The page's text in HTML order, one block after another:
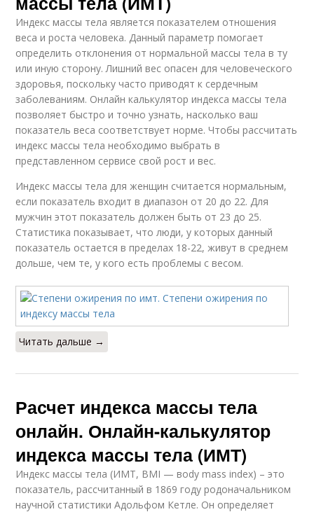
Индекс массы тела является показателем отношения
веса и роста человека. Данный параметр помогает
определить отклонения от нормальной массы тела в ту
или иную сторону. Лишний вес опасен для человеческого
здоровья, поскольку часто приводят к сердечным
заболеваниям. Онлайн калькулятор индекса массы тела
позволяет быстро и точно узнать, насколько ваш
показатель веса соответствует норме. Чтобы рассчитать
индекс массы тела необходимо выбрать в
представленном сервисе свой рост и вес.
Индекс массы тела для женщин считается нормальным,
если показатель входит в диапазон от 20 до 22. Для
мужчин этот показатель должен быть от 23 до 25.
Статистика показывает, что люди, у которых данный
показатель остается в пределах 18-22, живут в среднем
дольше, чем те, у кого есть проблемы с весом.
Читать дальше →
Расчет индекса массы тела
онлайн. Онлайн-калькулятор
индекса массы тела (ИМТ)
Индекс массы тела (ИМТ, BMI — вody mass index) – это
показатель, рассчитанный в 1869 году родоначальником
научной статистики Адольфом Кетле. Он определяет